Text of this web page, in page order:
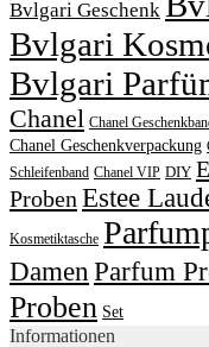
Bvlgari Geschenk
Bvlgari
Bvlgari
Chanel Chanel
Chanel Geschenkverpackung
Schleifenband Chanel VIP DIY
Proben Estee
Kosmetiktasche
Damen Parfum
Proben Set
Informationen